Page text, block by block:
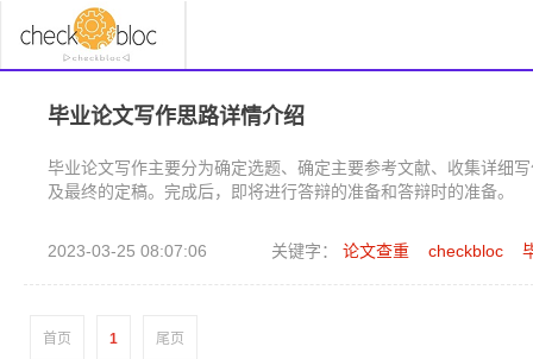
毕业论文写作思路详情介绍
毕业论文写作主要分为确定选题、确定主要参考文献、收集详细
及最终的定稿。完成后，即将进行答辩的准备和答辩时的准备。
2023-03-25 08:07:06 关键字： 论文查重 checkbloc
首页 1 尾页